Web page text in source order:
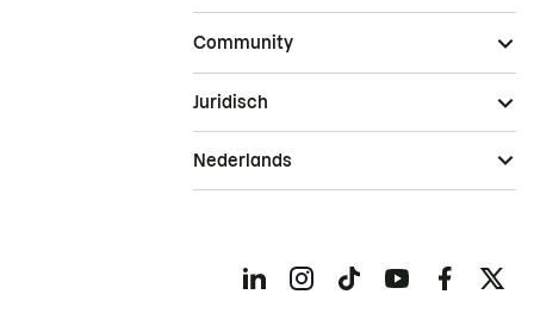
Community
Juridisch
Nederlands